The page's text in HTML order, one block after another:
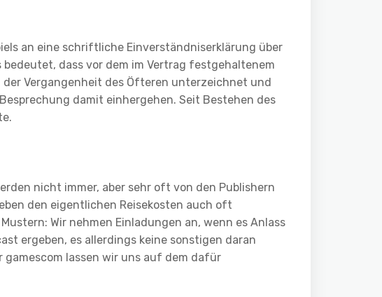
an eine schriftliche Einverständniserklärung über
dass vor dem im Vertrag festgehaltenem
Vergangenheit des Öfteren unterzeichnet und
damit einhergehen. Seit Bestehen des
nicht immer, aber sehr oft von den Publishern
den eigentlichen Reisekosten auch oft
Wir nehmen Einladungen an, wenn es Anlass
ergeben, es allerdings keine sonstigen daran
gamescom lassen wir uns auf dem dafür